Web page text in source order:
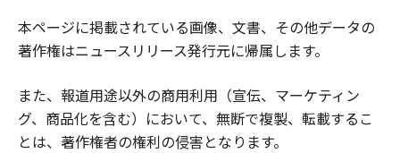
本ページに掲載されている画像、文書、その他データの
著作権はニュースリリース発行元に帰属します。
また、報道用途以外の商用利用（宣伝、マーケティン
グ、商品化を含む）において、無断で複製、転載するこ
とは、著作権者の権利の侵害となります。